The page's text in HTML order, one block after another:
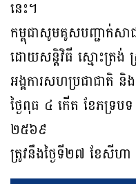
នេះ។
កម្ពុជាសូមគូសបញ្ជាក់សា
ដោយសន្តិវិធី ស្មោះត្រង់ ស្
អង្គការសហប្រជាជាតិ និ
ថ្ងៃពុធ ៤ កើត ខែភទ្រប
២៥៦៩
ត្រូវនឹងថ្ងៃទី២៧ ខែសីហ